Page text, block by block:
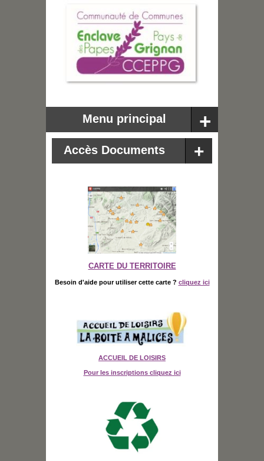
Menu principal
Accès Documents
CARTE DU TERRITOIRE
Besoin d'aide pour utiliser cette carte ? cliquez ici
ACCUEIL DE LOISIRS
Pour les inscriptions cliquez ici